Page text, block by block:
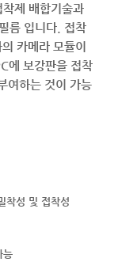
제 배합기술과
름 입니다. 접착
카메라 모듈이
에 보강판을 접착
여하는 것이 가능
착성 및 접착성
능